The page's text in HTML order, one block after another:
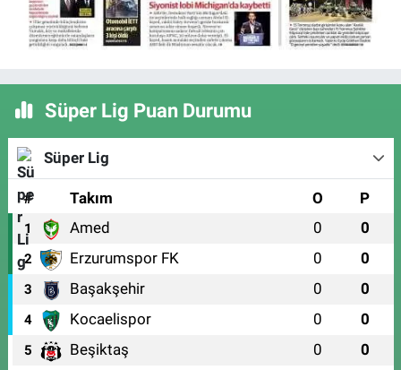
Süper Lig Puan Durumu
Süper Lig
# Takım O P
1 Amed 0 0
2 Erzurumspor FK 0 0
3 Başakşehir 0 0
4 Kocaelispor 0 0
5 Beşiktaş 0 0